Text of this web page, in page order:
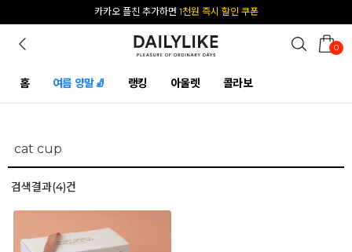
카카오 플친 추가하면 1천원 즉시 할인 쿠폰
0
홈 여름 양말🧦 랭킹 아울렛 콜라보
검색결과(4)건